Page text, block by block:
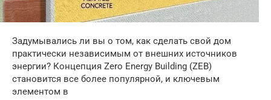
Задумывались ли вы о том, как сделать свой дом
практически независимым от внешних источников
энергии? Концепция Zero Energy Building (ZEB)
становится все более популярной, и ключевым
элементом в